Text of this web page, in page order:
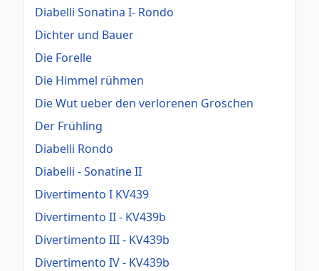
Diabelli Sonatina I- Rondo
Dichter und Bauer
Die Forelle
Die Himmel rühmen
Die Wut ueber den verlorenen Groschen
Der Frühling
Diabelli Rondo
Diabelli - Sonatine II
Divertimento I KV439
Divertimento II - KV439b
Divertimento III - KV439b
Divertimento IV - KV439b